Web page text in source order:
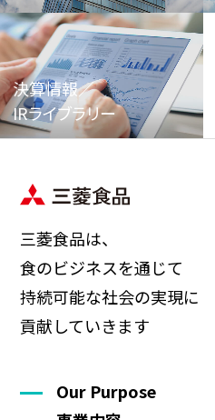
決算情報／
IRライブラリー
三菱食品は、
食のビジネスを通じて
持続可能な社会の実現に
貢献していきます
Our Purpose